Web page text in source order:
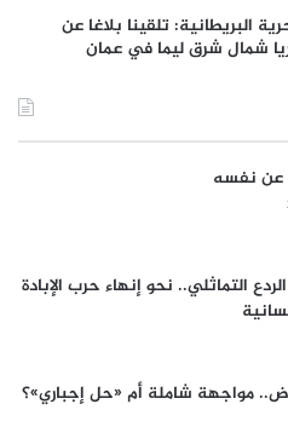
البريطانية: تلقينا بلاغا عن
عن نفسه
التماثلي.. نحو إنهاء حرب الإبادة
مواجهة شاملة أم «حل إجباري»؟